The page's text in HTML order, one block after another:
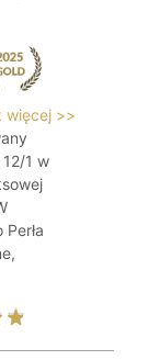
więcej >>
1 w